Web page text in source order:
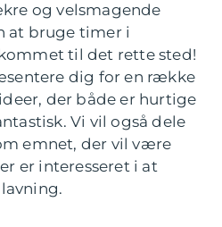
og velsmagende
at bruge timer i
til det rette sted!
dig for en række
der både er hurtige
Vi vil også dele
emnet, der vil være
er interesseret i at